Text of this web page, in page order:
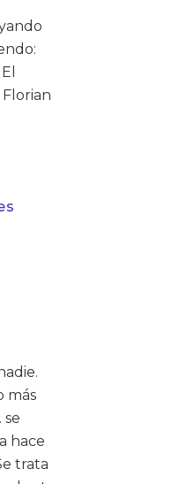
más
hace
trata